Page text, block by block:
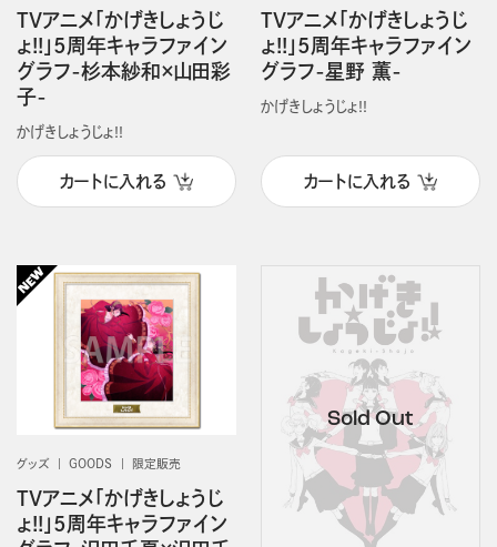
TVアニメ「かげきしょうじ
ょ!!」5周年キャラファイン
グラフ-杉本紗和×山田彩
子-
かげきしょうじょ!!
カートに入れる
TVアニメ「かげきしょうじ
ょ!!」5周年キャラファイン
グラフ-星野 薫-
かげきしょうじょ!!
カートに入れる
グッズ GOODS 限定販売
TVアニメ「かげきしょうじ
ょ!!」5周年キャラファイン